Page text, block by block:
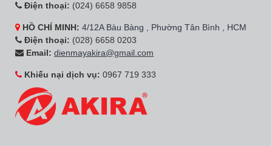
Điện thoại: (024) 6658 9858
HỒ CHÍ MINH: 4/12A Bàu Bàng , Phường Tân Bình , HCM
Điện thoại: (028) 6658 0203
Email: dienmayakira@gmail.com
Khiếu nại dịch vụ: 0967 719 333